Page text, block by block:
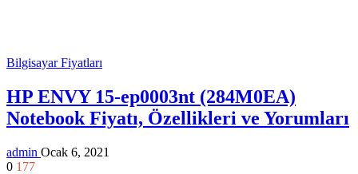
Bilgisayar Fiyatları
HP ENVY 15-ep0003nt (284M0EA)
Notebook Fiyatı, Özellikleri ve Yorumları
admin Ocak 6, 2021
0 177